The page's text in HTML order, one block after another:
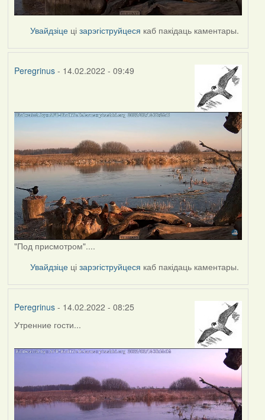
Увайдзіце цізарэгіструйцеся каб пакідаць каментары.
Peregrinus- 14.02.2022 - 09:49
"Под присмотром"....
Увайдзіце цізарэгіструйцеся каб пакідаць каментары.
Peregrinus- 14.02.2022 - 08:25
Утренние гости...